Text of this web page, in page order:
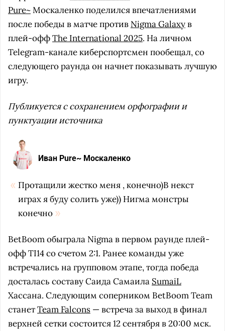
Pure~Москаленко поделился впечатлениями
после победы в матче против Nigma Galaxyв
плей-оффThe International 2025. На личном
Telegram-канале киберспортсмен пообещал, со
следующего раунда он начнет показывать лучшую
игру.
Публикуется с сохранением орфографии и
пунктуации источника
Иван Pure~ Москаленко
Протащили жестко меня , конечно)В некст
играх я буду солить уже)) Нигма монстры
конечно
BetBoom обыграла Nigma в первом раунде плей-
офф TI14 со счетом 2:1. Ранее команды уже
встречались на групповом этапе, тогда победа
досталась составу Саида Самаила SumaiL
Хассана. Следующим соперником BetBoom Team
станетTeam Falcons — встреча за выход в финал
верхней сетки состоится 12 сентября в 20:00 мск.